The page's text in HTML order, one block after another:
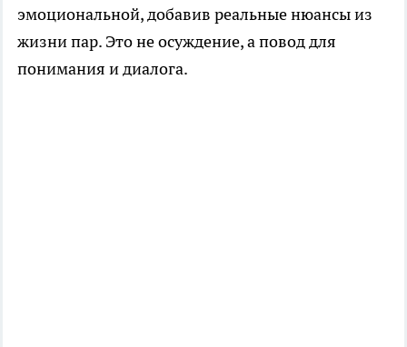
эмоциональной, добавив реальные нюансы из
жизни пар. Это не осуждение, а повод для
понимания и диалога.